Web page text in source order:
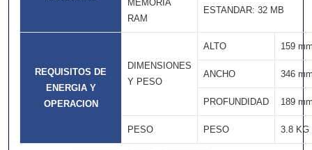
MEMORIA
RAM
ESTANDAR: 32 MB
REQUISITOS DE
ENERGIA Y
OPERACION
DIMENSIONES
Y PESO
ALTO 159
ANCHO 346
PROFUNDIDAD 189
PESO PESO 3.8 KG